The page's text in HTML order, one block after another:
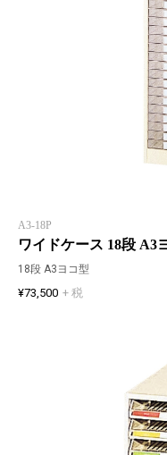
A3-18P
ワイドケース 18段 A3
18段 A3ヨコ型
¥73,500 + 税